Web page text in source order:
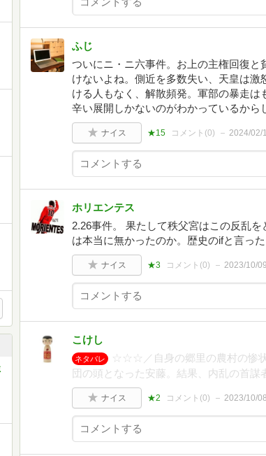
ふじ
ついにニ・ニ六事件。お上の主権回復
けないよね。側近を多数失い、天皇は
ける人もなく、解散頻発。軍部の暴走
辛い展開しかないのがわかっているから
ナイス ★15 コメント(0) 2024/02/
ホリエンテス
2.26事件。 果たして秩父宮はこの反乱
は本当に無かったのか。歴史のifと言った
ナイス ★3 コメント(0) 2023/10/09
こけし
ネタバレ
☆☆☆／自身の郷里の農村の惨
団の頭となった安藤。結果、内乱の首謀
ナイス ★2 コメント(0) 2023/10/08